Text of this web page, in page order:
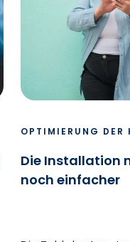
OPTIMIERUNG DER
Die Installation
noch einfacher